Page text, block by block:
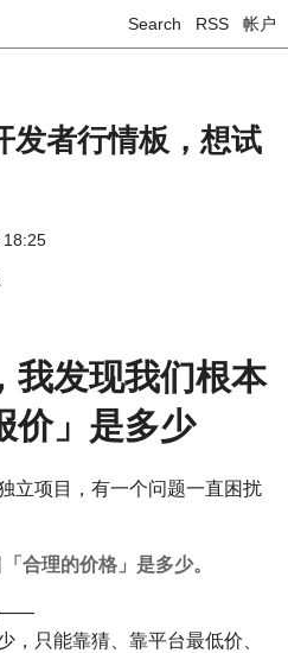
Search RSS 帐户
发者行情板，想试
18:25
我发现我们根本
价」是多少
立项目，有一个问题一直困扰
合理的价格」是多少。
——
，只能靠猜、靠平台最低价、